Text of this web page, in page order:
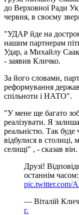
до Верховної Ради
червня, в своєму
"УДАР йде на
нашим партнерам
Удар, а Михайлу
- заявив Кличко.
За його словами,
реформування
спільноти і НАТО".
"У мене ще багато
реалізувати. Я
реальністю. Так буде
відбулися в столиці,
селищі" , - сказав він.
Друзі!
останнім
pic.twitter.com/
— Віталій
г.